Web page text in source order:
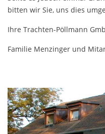
bitten wir Sie, uns dies
Ihre Trachten-Pöllmann
Familie Menzinger und